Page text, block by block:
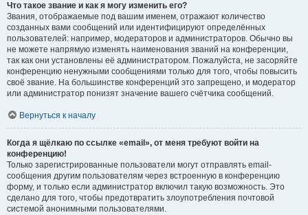
Что такое звание и как я могу изменить его?
Звания, отображаемые под вашим именем, отражают количество
созданных вами сообщений или идентифицируют определённых
пользователей: например, модераторов и администраторов. Обычно вы
не можете напрямую изменять наименования званий на конференции,
так как они установлены её администратором. Пожалуйста, не засоряйте
конференцию ненужными сообщениями только для того, чтобы повысить
своё звание. На большинстве конференций это запрещено, и модератор
или администратор понизят значение вашего счётчика сообщений.
Вернуться к началу
Когда я щёлкаю по ссылке «email», от меня требуют войти на
конференцию!
Только зарегистрированные пользователи могут отправлять email-
сообщения другим пользователям через встроенную в конференцию
форму, и только если администратор включил такую возможность. Это
сделано для того, чтобы предотвратить злоупотребления почтовой
системой анонимными пользователями.